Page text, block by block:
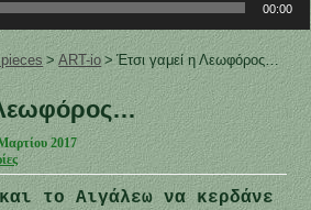
00:00
> ART-io > Έτσι γαμεί η Λεωφόρος…
Λεωφόρος…
2017
το Αιγάλεω να κερδάνε